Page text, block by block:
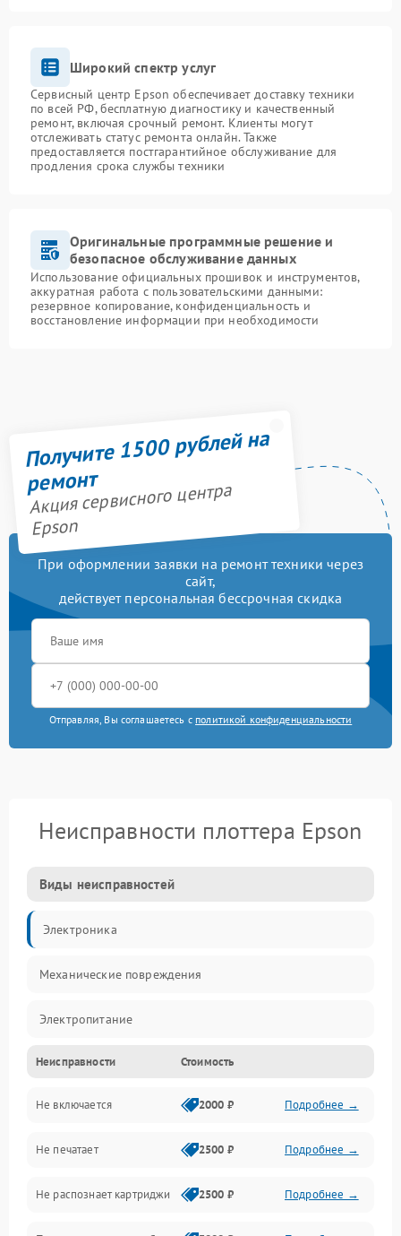
Широкий спектр услуг
Сервисный центр Epson обеспечивает доставку техники
по всей РФ, бесплатную диагностику и качественный
ремонт, включая срочный ремонт. Клиенты могут
отслеживать статус ремонта онлайн. Также
предоставляется постгарантийное обслуживание для
продления срока службы техники
Оригинальные программные решение и
безопасное обслуживание данных
Использование официальных прошивок и инструментов,
аккуратная работа с пользовательскими данными:
резервное копирование, конфиденциальность и
восстановление информации при необходимости
Получите 1500 рублей на
ремонт
Акция сервисного центра
Epson
При оформлении заявки на ремонт техники через
сайт,
действует персональная бессрочная скидка
Отправляя, Вы соглашаетесь с политикой конфиденциальности
Неисправности плоттера Epson
Виды неисправностей
Электроника
Механические повреждения
Электропитание
Работа системы
Механика
Оптика
Программное обеспечение
Неисправности Стоимость
Не включается 2000 ₽ Подробнее →
Не печатает 2500 ₽ Подробнее →
Не распознает картриджи 2500 ₽ Подробнее →